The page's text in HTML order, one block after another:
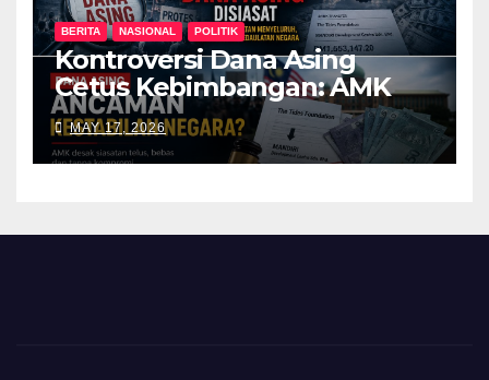
BERITA NASIONAL POLITIK
Kontroversi Dana Asing
Cetus Kebimbangan: AMK
Desak Siasatan Menyeluruh
MAY 17, 2026